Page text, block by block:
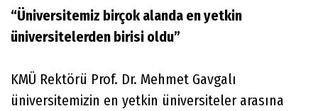
“Üniversitemiz birçok alanda en yetkin
üniversitelerden birisi oldu”
KMÜ Rektörü Prof. Dr. Mehmet Gavgalı
üniversitemizin en yetkin üniversiteler arasına